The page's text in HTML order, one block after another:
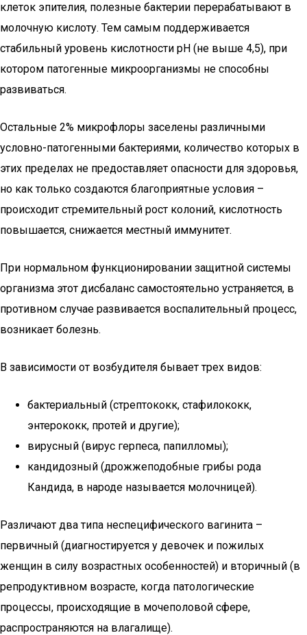
клеток эпителия, полезные бактерии перерабатывают в
молочную кислоту. Тем самым поддерживается
стабильный уровень кислотности рН (не выше 4,5), при
котором патогенные микроорганизмы не способны
развиваться.
Остальные 2% микрофлоры заселены различными
условно-патогенными бактериями, количество которых в
этих пределах не предоставляет опасности для здоровья,
но как только создаются благоприятные условия –
происходит стремительный рост колоний, кислотность
повышается, снижается местный иммунитет.
При нормальном функционировании защитной системы
организма этот дисбаланс самостоятельно устраняется, в
противном случае развивается воспалительный процесс,
возникает болезнь.
В зависимости от возбудителя бывает трех видов:
бактериальный (стрептококк, стафилококк,
энтерококк, протей и другие);
вирусный (вирус герпеса, папилломы);
кандидозный (дрожжеподобные грибы рода
Кандида, в народе называется молочницей).
Различают два типа неспецифического вагинита –
первичный (диагностируется у девочек и пожилых
женщин в силу возрастных особенностей) и вторичный (в
репродуктивном возрасте, когда патологические
процессы, происходящие в мочеполовой сфере,
распространяются на влагалище).